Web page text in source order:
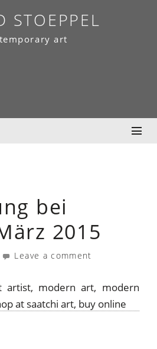
STOEPPEL
art
bei
2015
Leave a comment